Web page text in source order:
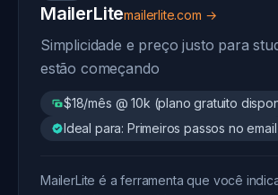
MailerLitemailerlite.com →
Simplicidade e preço justo para
estão começando
$18/mês @ 10k (plano gratuito
Ideal para: Primeiros passos no email
MailerLite é a ferramenta que você